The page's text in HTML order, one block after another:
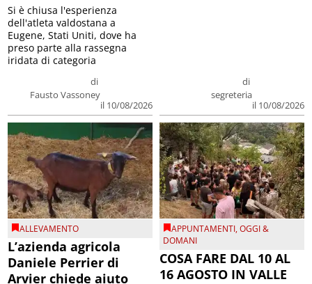
di
Fausto Vassoney
il 10/08/2026
Si è chiusa l'esperienza
dell'atleta valdostana a
Eugene, Stati Uniti, dove ha
preso parte alla rassegna
iridata di categoria
di
segreteria
il 10/08/2026
ALLEVAMENTO
L’azienda agricola
Daniele Perrier di
Arvier chiede aiuto
APPUNTAMENTI,OGGI &
DOMANI
COSA FARE DAL 10 AL
16 AGOSTO IN VALLE